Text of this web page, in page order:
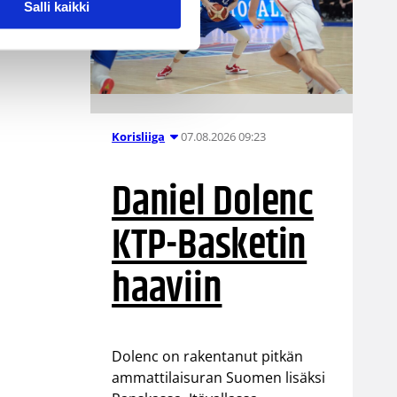
Salli kaikki
Korisliiga 07.08.2026 09:23
Daniel Dolenc
KTP-Basketin
haaviin
Dolenc on rakentanut pitkän
ammattilaisuran Suomen lisäksi